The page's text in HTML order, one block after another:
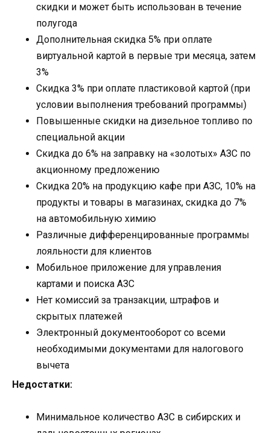
скидки и может быть использован в течение
полугода
Дополнительная скидка 5% при оплате
виртуальной картой в первые три месяца, затем
3%
Скидка 3% при оплате пластиковой картой (при
условии выполнения требований программы)
Повышенные скидки на дизельное топливо по
специальной акции
Скидка до 6% на заправку на «золотых» АЗС по
акционному предложению
Скидка 20% на продукцию кафе при АЗС, 10% на
продукты и товары в магазинах, скидка до 7%
на автомобильную химию
Различные дифференцированные программы
лояльности для клиентов
Мобильное приложение для управления
картами и поиска АЗС
Нет комиссий за транзакции, штрафов и
скрытых платежей
Электронный документооборот со всеми
необходимыми документами для налогового
вычета
Недостатки:
Минимальное количество АЗС в сибирских и